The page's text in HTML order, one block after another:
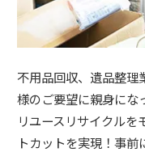
不用品回収、遺品整
様のご要望に親身にな
リユースリサイクル
トカットを実現！事